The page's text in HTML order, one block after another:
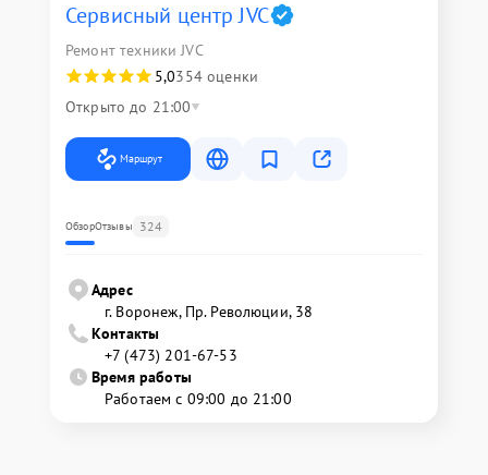
Сервисный центр JVC
Ремонт техники JVC
5,0354 оценки
Открыто до 21:00
Маршрут
ОбзорОтзывы 324
Адрес
г. Воронеж, Пр. Революции, 38
Контакты
+7 (473) 201-67-53
Время работы
Работаем с 09:00 до 21:00